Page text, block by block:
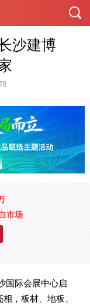
沙建博
市场
国际会展中心启
，板材、地板、